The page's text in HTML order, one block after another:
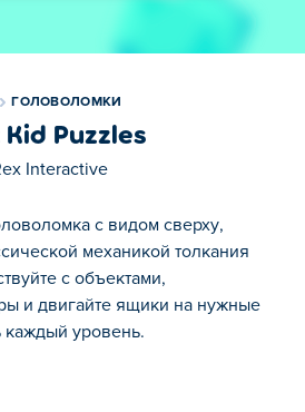
ГОЛОВОЛОМКИ
Kid Puzzles
Interactive
с видом сверху,
механикой толкания
с объектами,
и двигайте ящики на нужные
каждый уровень.